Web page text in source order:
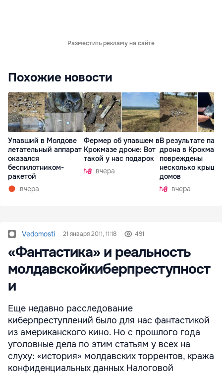
Разместить рекламу на сайте
Похожие новости
Упавший в Молдове
летательный аппарат
оказался
беспилотником-
ракетой
вчера
Фермер об упавшем в
Крокмазе дроне: Вот
такой у нас подарок
вчера
В результате
дрона в Крокмазе
повреждены
несколько крыш
домов
вчера
Vedomosti 21 января 2011, 11:18 491
«Фантастика» и реальность
молдавскойкиберпреступност
и
Еще недавно расследование
киберпреступлений было для нас фантастикой
из американского кино. Но с прошлого года
уголовные дела по этим статьям у всех на
слуху: «история» молдавских торрентов, кража
конфиденциальных данных Налоговой